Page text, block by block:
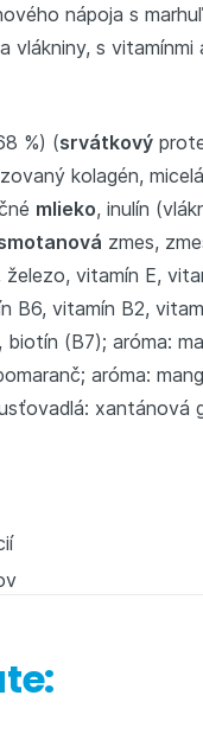
nápoja s
s vitamínmi
%) (srvátkový
kolagén,
mlieko, inulín
zmes,
železo, vitamín E,
B6, vitamín B2,
(B7); aróma:
aróma:
xantánová